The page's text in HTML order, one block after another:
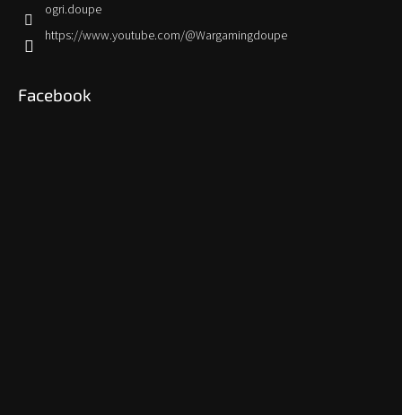
ogri.doupe
https://www.youtube.com/@Wargamingdoupe
Facebook